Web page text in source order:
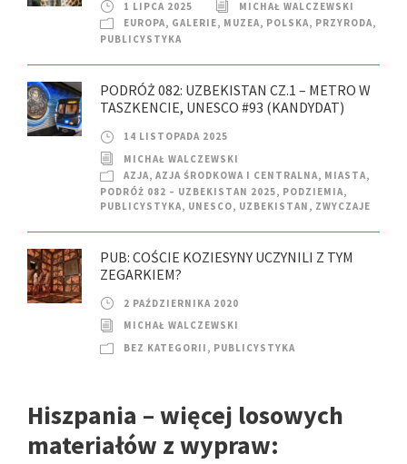
1 LIPCA 2025
MICHAŁ WALCZEWSKI
EUROPA, GALERIE, MUZEA, POLSKA, PRZYRODA,
PUBLICYSTYKA
PODRÓŻ 082: UZBEKISTAN CZ.1 – METRO W
TASZKENCIE, UNESCO #93 (KANDYDAT)
14 LISTOPADA 2025
MICHAŁ WALCZEWSKI
AZJA, AZJA ŚRODKOWA I CENTRALNA, MIASTA,
PODRÓŻ 082 – UZBEKISTAN 2025, PODZIEMIA,
PUBLICYSTYKA, UNESCO, UZBEKISTAN , ZWYCZAJE
PUB: COŚCIE KOZIESYNY UCZYNILI Z TYM
ZEGARKIEM?
2 PAŹDZIERNIKA 2020
MICHAŁ WALCZEWSKI
BEZ KATEGORII , PUBLICYSTYKA
Hiszpania – więcej losowych
materiałów z wypraw: